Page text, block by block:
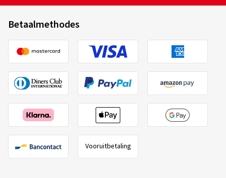
Betaalmethodes
Vooruitbetaling